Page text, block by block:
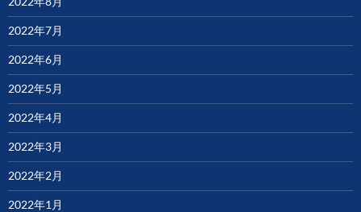
2022年7月
2022年6月
2022年5月
2022年4月
2022年3月
2022年2月
2022年1月